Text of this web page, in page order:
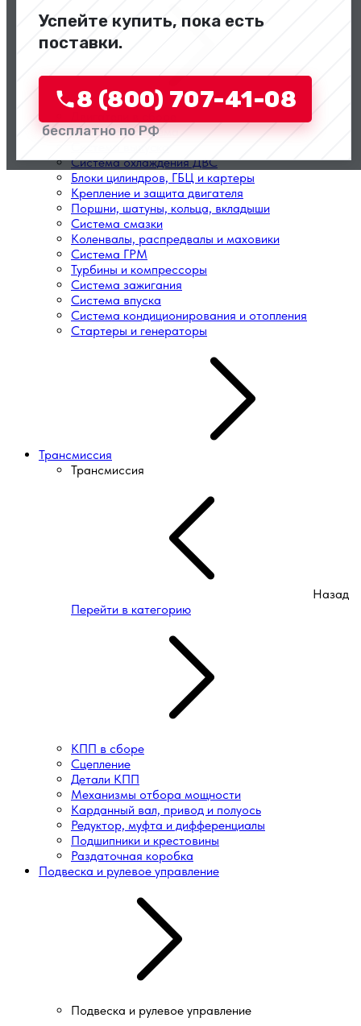
Успейте купить, пока есть
поставки.
8 (800) 707-41-08
бесплатно по РФ
Топливная система
Система охлаждения ДВС
Блоки цилиндров, ГБЦ и картеры
Крепление и защита двигателя
Поршни, шатуны, кольца, вкладыши
Система смазки
Коленвалы, распредвалы и маховики
Система ГРМ
Турбины и компрессоры
Система зажигания
Система впуска
Система кондиционирования и отопления
Стартеры и генераторы
Трансмиссия
Трансмиссия
Назад
Перейти в категорию
КПП в сборе
Сцепление
Детали КПП
Механизмы отбора мощности
Карданный вал, привод и полуось
Редуктор, муфта и дифференциалы
Подшипники и крестовины
Раздаточная коробка
Подвеска и рулевое управление
Подвеска и рулевое управление